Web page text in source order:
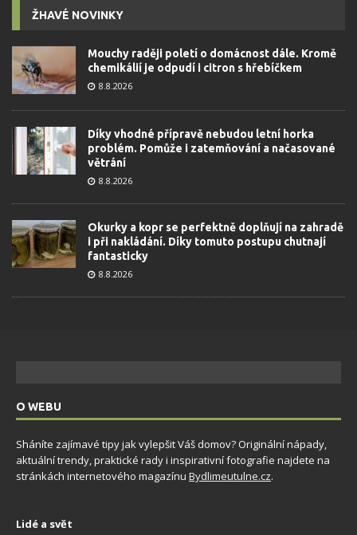
ŽHAVÉ NOVINKY
Mouchy raději poletí o domácnost dále. Kromě
chemikálií je odpudí i citron s hřebíčkem
8.8.2026
Díky vhodné přípravě nebudou letní horka
problém. Pomůže i zatemňování a načasované
větrání
8.8.2026
Okurky a kopr se perfektně doplňují na zahradě
i při nakládání. Díky tomuto postupu chutnají
fantasticky
8.8.2026
O WEBU
Sháníte zajímavé tipy jak vylepšit Váš domov? Originální nápady,
aktuální trendy, praktické rady i inspirativní fotografie najdete na
stránkách internetového magazínu Bydlimeutulne.cz.
Lidé a svět